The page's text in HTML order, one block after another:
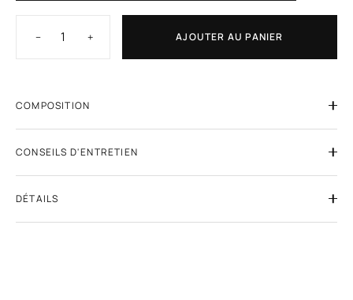
− + AJOUTER AU PANIER
COMPOSITION
CONSEILS D'ENTRETIEN
DÉTAILS